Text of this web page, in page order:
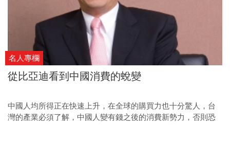
名人專欄
從比亞迪看到中國消費的蛻變
中國人均所得正在快速上升，在全球的購買力也十分驚人，台
灣的產業必須了解，中國人變有錢之後的消費新勢力，否則恐